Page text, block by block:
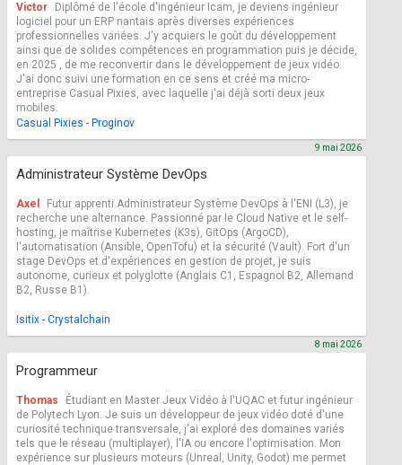
Victor
Diplômé de l'école d'ingénieur Icam, je deviens ingénieur
logiciel pour un ERP nantais après diverses expériences
professionnelles variées. J'y acquiers le goût du développement
ainsi que de solides compétences en programmation puis je décide,
en 2025 , de me reconvertir dans le développement de jeux vidéo.
J'ai donc suivi une formation en ce sens et créé ma micro-
entreprise Casual Pixies, avec laquelle j'ai déjà sorti deux jeux
mobiles.
Casual Pixies - Proginov
Administrateur Système DevOps
9 mai 2026
Axel
Futur apprenti Administrateur Système DevOps à l'ENI (L3), je
recherche une alternance. Passionné par le Cloud Native et le self-
hosting, je maîtrise Kubernetes (K3s), GitOps (ArgoCD),
l'automatisation (Ansible, OpenTofu) et la sécurité (Vault). Fort d'un
stage DevOps et d'expériences en gestion de projet, je suis
autonome, curieux et polyglotte (Anglais C1, Espagnol B2, Allemand
B2, Russe B1).
Isitix - Crystalchain
Programmeur
8 mai 2026
Thomas
Étudiant en Master Jeux Vidéo à l'UQAC et futur ingénieur
de Polytech Lyon. Je suis un développeur de jeux vidéo doté d'une
curiosité technique transversale, j'ai exploré des domaines variés
tels que le réseau (multiplayer), l'IA ou encore l'optimisation. Mon
expérience sur plusieurs moteurs (Unreal, Unity, Godot) me permet